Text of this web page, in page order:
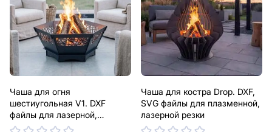
Чаша для огня
шестиугольная V1. DXF
файлы для лазерной,
плазменной резки
Чаша для костра Drop. DXF,
SVG файлы для плазменной,
лазерной резки